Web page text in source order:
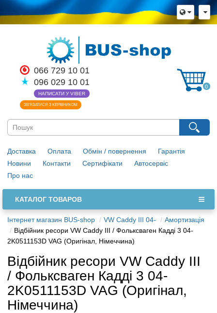
066 729 10 01
096 029 10 01
НАПИСАТИ У VIBER
ЗВ’ЯЗАТИСЯ З КЕРІВНИКОМ
0
Доставка Оплата Обмін / повернення
Гарантія
Новини
Контакти Сертифікати
Автосервіс
Про нас
КАТАЛОГ ТОВАРОВ
Інтернет магазин BUS-shop VW Caddy III 04-
Амортизація
Відбійник ресори VW Caddy III / Фольксваген Кадді 3 04-
2K0511153D VAG (Оригінал, Німеччина)
Відбійник ресори VW Caddy III
/ Фольксваген Кадді 3 04-
2K0511153D VAG (Оригінал,
Німеччина)